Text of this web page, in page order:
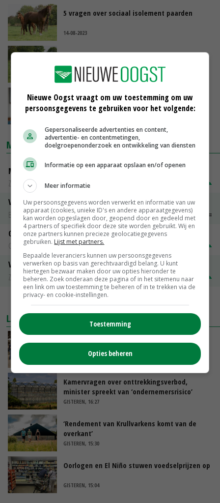
5 vragen over sociaal isolement paarden
14-08-2023
Onderzoek SRP: 76 procent paardenhouders
houdt dier niet alleen
04-08-2023
Guusje ter Horst stopt als voorzitter
Sectorraad Paarden
MARKTPRIJZEN
Magere melkpoeder
Zuivel NL
Vleeskuikens 2001-2600 gr
Barneveld
€ 1,09~ € 1,11
Gerst
Groningen
Volle melkpoeder
Zuivel NL
€ 345,00 € 20,00
MEER MARKTPRIJZEN
LAATSTE NIEUWS
boeren nu erkenning
VANDAAG, 07:00
Kamervragen over onttrekkingsverbod,
minister spreekt van ‘ondernemersrisico’
GISTEREN, 16:27
‘Rendement van Krullvarkens komt van de
overkant’
GISTEREN, 15:30
Oorlogen en El Niño stuwen voedselprijzen op
GISTEREN, 15:04
Nieuwe Oogst vraagt om uw toestemming om uw
persoonsgegevens te gebruiken voor het volgende:
Gepersonaliseerde advertenties en content,
advertentie- en contentmetingen,
doelgroepenonderzoek en ontwikkeling van diensten
Informatie op een apparaat opslaan en/of openen
Meer informatie
Uw persoonsgegevens worden verwerkt en informatie van uw
apparaat (cookies, unieke ID's en andere apparaatgegevens)
kan worden opgeslagen door, geopend door en gedeeld met
4 partners of specifiek door deze site worden gebruikt. Wij en
onze partners kunnen precieze geolocatiegegevens
gebruiken. Lijst met partners.
Bepaalde leveranciers kunnen uw persoonsgegevens
verwerken op basis van gerechtvaardigd belang. U kunt
hiertegen bezwaar maken door uw opties hieronder te
beheren. Zoek onderaan deze pagina of in het sitemenu naar
een link om uw toestemming te beheren of in te trekken via de
privacy- en cookie-instellingen.
Toestemming
Opties beheren